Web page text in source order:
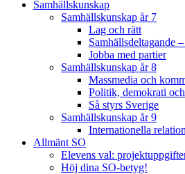
Samhällskunskap
Samhällskunskap år 7
Lag och rätt
Samhällsdeltagande
Jobba med partier
Samhällskunskap år 8
Massmedia och
Politik, demokrati
Så styrs Sverige
Samhällskunskap år 9
Internationella
Allmänt SO
Elevens val:
Höj dina SO-betyg!